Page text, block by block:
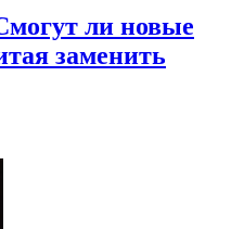
ли новые
заменить